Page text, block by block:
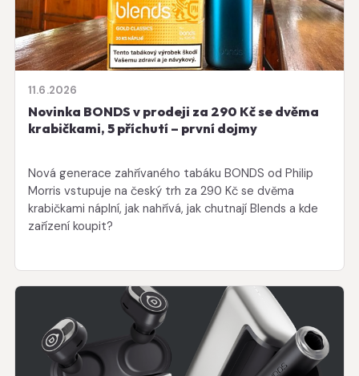
11.6.2026
Novinka BONDS v prodeji za 290 Kč se dvěma
krabičkami, 5 příchutí – první dojmy
Nová generace zahřívaného tabáku BONDS od Philip
Morris vstupuje na český trh za 290 Kč se dvěma
krabičkami náplní, jak nahřívá, jak chutnají Blends a kde
zařízení koupit?